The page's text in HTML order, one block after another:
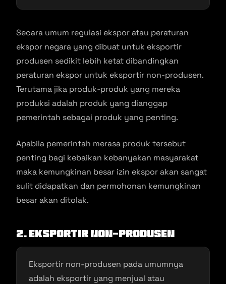
Secara umum regulasi ekspor atau peraturan
ekspor negara yang dibuat untuk eksportir
produsen sedikit lebih ketat dibandingkan
peraturan ekspor untuk eksportir non-produsen.
Terutama jika produk-produk yang mereka
produksi adalah produk yang dianggap
pemerintah sebagai produk yang penting.
Apabila pemerintah merasa produk tersebut
penting bagi kebaikan kebanyakan masyarakat
maka kemungkinan besar izin ekspor akan sangat
sulit didapatkan dan permohonan kemungkinan
besar akan ditolak.
2. Eksportir Non-Produsen
Eksportir non-produsen pada umumnya
adalah eksportir yang menjual atau